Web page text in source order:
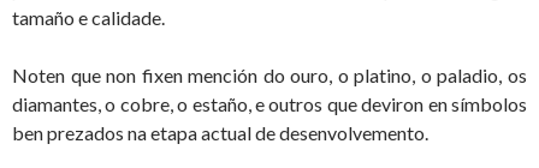
tamaño e calidade.
Noten que non fixen mención do ouro, o platino, o paladio, os
diamantes, o cobre, o estaño, e outros que deviron en símbolos
ben prezados na etapa actual de desenvolvemento.